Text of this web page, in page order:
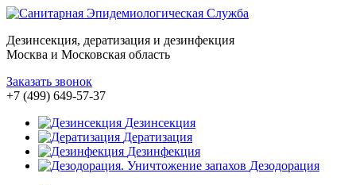
Дезинсекция, дератизация и дезинфекция
Москва и Московская область
Заказать звонок
+7 (499) 649-57-37
Дезинсекция
Дератизация
Дезинфекция
Дезодорация